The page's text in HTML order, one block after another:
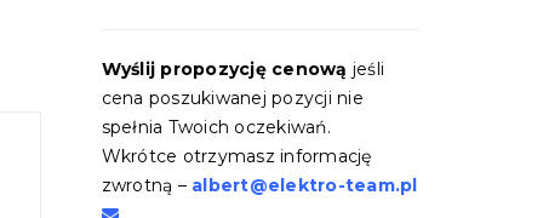
Wyślij propozycję cenową jeśli
cena poszukiwanej pozycji nie
spełnia Twoich oczekiwań.
Wkrótce otrzymasz informację
zwrotną – albert@elektro-team.pl